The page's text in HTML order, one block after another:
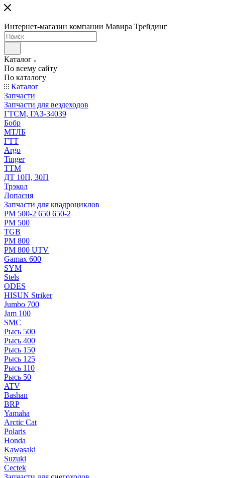
Интернет-магазин компании Мавира Трейдинг
Каталог
По всему сайту
По каталогу
Каталог
Запчасти
Запчасти для вездеходов
ГТСМ, ГАЗ-34039
Бобр
МТЛБ
ГТТ
Argo
Tinger
ТТМ
ДТ 10П, 30П
Трэкол
Лопасня
Запчасти для квадроциклов
РМ 500-2 650 650-2
РМ 500
TGB
РМ 800
РМ 800 UTV
Gamax 600
SYM
Stels
ОDЕS
HISUN Striker
Jumbo 700
Jam 100
SMC
Рысь 500
Рысь 400
Рысь 150
Рысь 125
Рысь 110
Рысь 50
ATV
Bashan
BRP
Yamaha
Arctic Cat
Polaris
Honda
Kawasaki
Suzuki
Cectek